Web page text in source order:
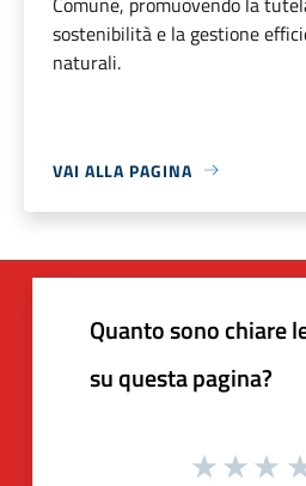
sostenibilità e la gestione
naturali.
VAI ALLA PAGINA
Quanto sono chiare
su questa pagina?